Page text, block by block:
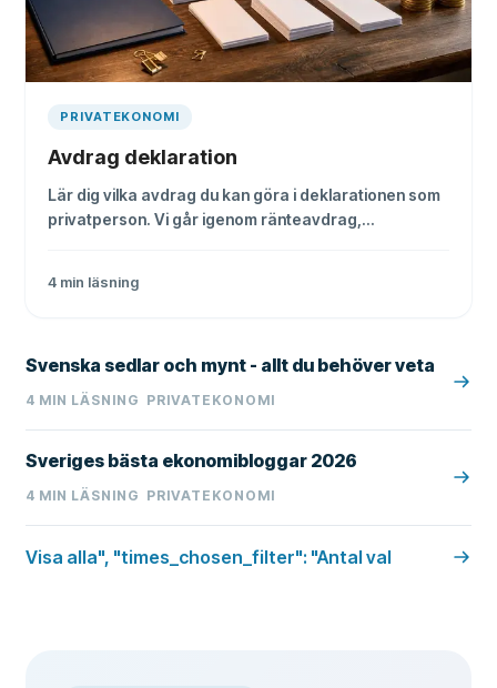
PRIVATEKONOMI
Avdrag deklaration
Lär dig vilka avdrag du kan göra i deklarationen som
privatperson. Vi går igenom ränteavdrag,
4 min läsning
Svenska sedlar och mynt - allt du behöver veta
4 MIN LÄSNING PRIVATEKONOMI
Sveriges bästa ekonomibloggar 2026
4 MIN LÄSNING PRIVATEKONOMI
Visa alla", "times_chosen_filter": "Antal val